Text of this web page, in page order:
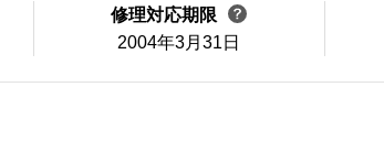
修理対応期限
2004年3月31日